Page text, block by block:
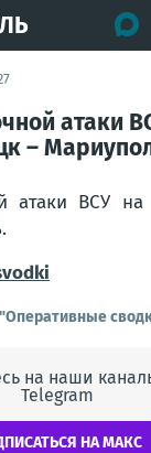
атаки
–
атаки ВСУ
на наши
Telegram
НА МАКС